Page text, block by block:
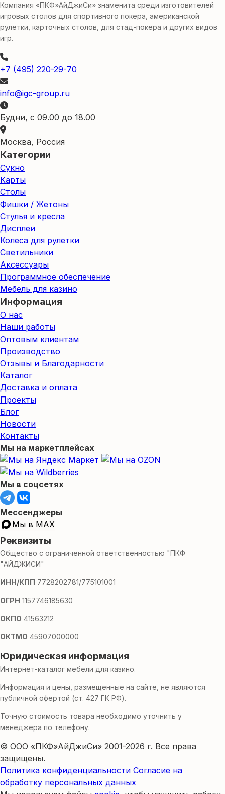
Компания «ПКФ»АйДжиСи» знаменита среди изготовителей
игровых столов для спортивного покера, американской
рулетки, карточных столов, для стад-покера и других видов
игр.
+7 (495) 220-29-70
info@igc-group.ru
Будни, с 09.00 до 18.00
Москва, Россия
Категории
Сукно
Карты
Столы
Фишки / Жетоны
Стулья и кресла
Дисплеи
Колеса для рулетки
Светильники
Аксессуары
Программное обеспечение
Мебель для казино
Информация
О нас
Наши работы
Оптовым клиентам
Производство
Отзывы и Благодарности
Каталог
Доставка и оплата
Проекты
Блог
Новости
Контакты
Мы на маркетплейсах
Мы в соцсетях
Мессенджеры
Мы в MAX
Реквизиты
Общество с ограниченной ответственностью "ПКФ
"АЙДЖИСИ"
ИНН/КПП 7728202781/775101001
ОГРН 1157746185630
ОКПО 41563212
ОКТМО 45907000000
Юридическая информация
Интернет-каталог мебели для казино.
Информация и цены, размещенные на сайте, не являются
публичной офертой (ст. 427 ГК РФ).
Точную стоимость товара необходимо уточнить у
менеджера по телефону.
© ООО «ПКФ»АйДжиСи» 2001-2026 г. Все права
защищены.
Политика конфиденциальности Согласие на
обработку персональных данных